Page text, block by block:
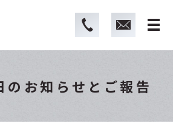
のお知らせとご報告